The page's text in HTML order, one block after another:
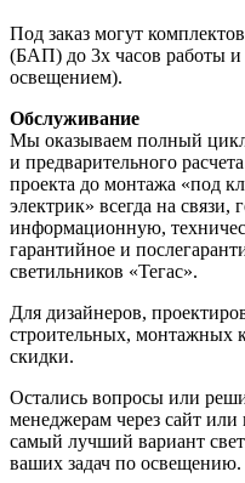
Под заказ могут
(БАП) до 3х часов работы
освещением).
Обслуживание
Мы оказываем полный цикл
и предварительного
проекта до монтажа «под
электрик» всегда на связи,
информационную,
гарантийное и
светильников «Тегас».
Для дизайнеров,
строительных, монтажных
скидки.
Остались вопросы или
менеджерам через сайт
самый лучший вариант
ваших задач по освещению.